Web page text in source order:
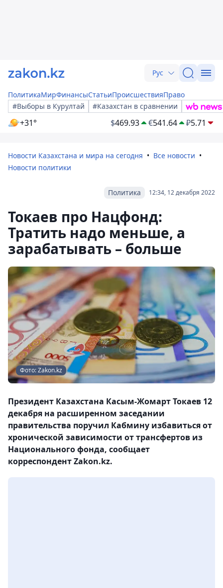
Рус
ПолитикаМирФинансыСтатьиПроисшествияПраво
#Выборы в Курултай
#Казахстан в сравнении
+31° $469.93 €541.64 ₽5.71
Новости Казахстана и мира на сегодня
Все новости
Новости политики
12:34, 12 декабря 2022
Политика
Токаев про Нацфонд:
Тратить надо меньше, а
зарабатывать – больше
Фото: Zakon.kz
Президент Казахстана Касым-Жомарт Токаев 12
декабря на расширенном заседании
правительства поручил Кабмину избавиться от
хронической зависимости от трансфертов из
Национального фонда, сообщает
корреспондент Zakon.kz.